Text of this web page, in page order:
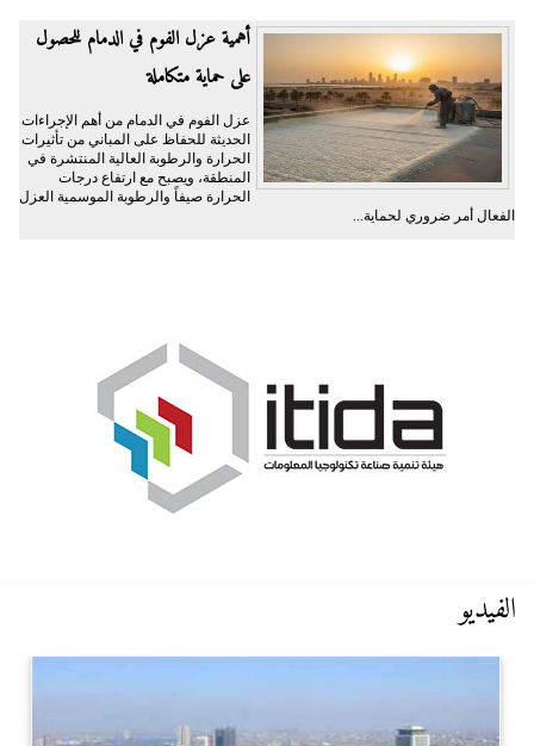
أهمية عزل الفوم في الدمام للحصول
على حماية متكاملة
عزل الفوم في الدمام من أهم الإجراءات
الحديثة للحفاظ على المباني من تأثيرات
الحرارة والرطوبة العالية المنتشرة في
المنطقة، ويصبح مع ارتفاع درجات
الحرارة صيفاً والرطوبة الموسمية العزل
الفعال أمر ضروري لحماية...
الفيديو